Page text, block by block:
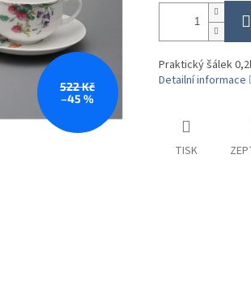
522 Kč
–45 %
Praktický šálek
Detailní informace
TISK